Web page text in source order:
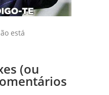
está
(ou